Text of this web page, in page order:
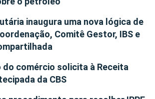
inaugura uma nova lógica de
Comitê Gestor, IBS e
do comércio solicita à Receita
da CBS